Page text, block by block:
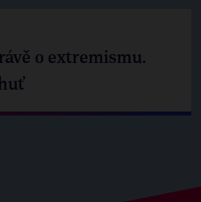
o extremismu.